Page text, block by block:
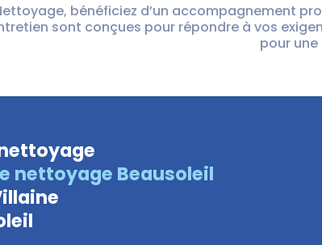
bénéficiez d’un accompagnement
sont conçues pour répondre à vos
pour
nettoyage Beausoleil